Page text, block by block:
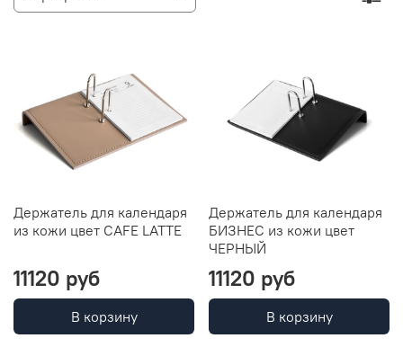
Держатель для календаря
из кожи цвет CAFE LATTE
11120 руб
В корзину
Держатель для календаря
БИЗНЕС из кожи цвет
ЧЕРНЫЙ
11120 руб
В корзину